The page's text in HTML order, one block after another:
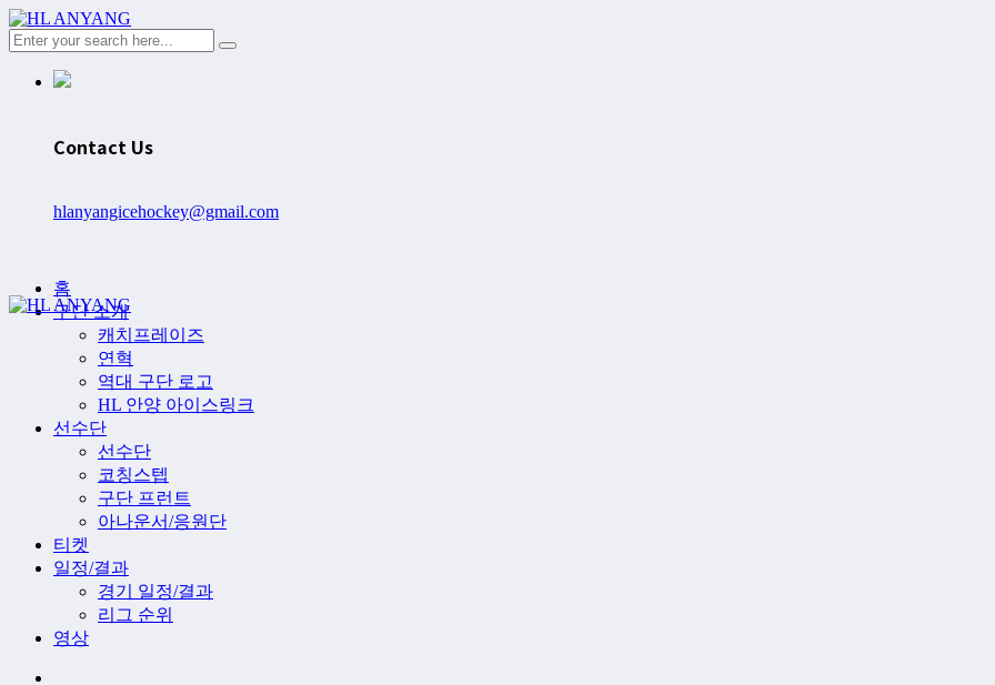
Contact Us
hlanyangicehockey@gmail.com
홈
구단 소개
캐치프레이즈
연혁
역대 구단 로고
HL 안양 아이스링크
선수단
선수단
코칭스텝
구단 프런트
아나운서/응원단
티켓
일정/결과
경기 일정/결과
리그 순위
영상